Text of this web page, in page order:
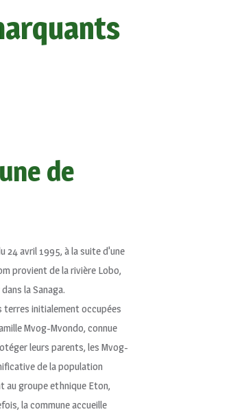
de
24 avril 1995, à la suite d'une
provient de la rivière Lobo,
la Sanaga.
terres initialement occupées
Mvog-Mvondo, connue
leurs parents, les Mvog-
de la population
au groupe ethnique Eton,
la commune accueille